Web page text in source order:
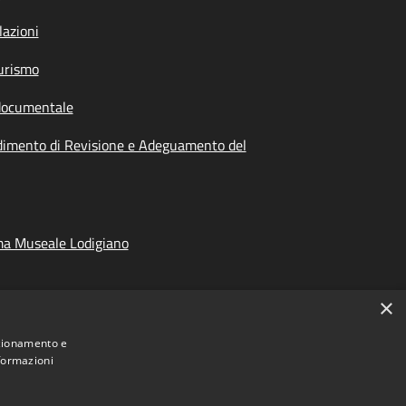
di Revisione e Adeguamento del
Museale Lodigiano
×
e